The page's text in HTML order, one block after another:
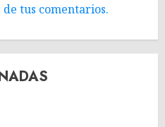
de tus comentarios.